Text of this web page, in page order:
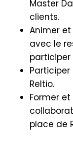
Master
clients.
Animer
avec le
participer
Participer
Reltio.
Former
place de